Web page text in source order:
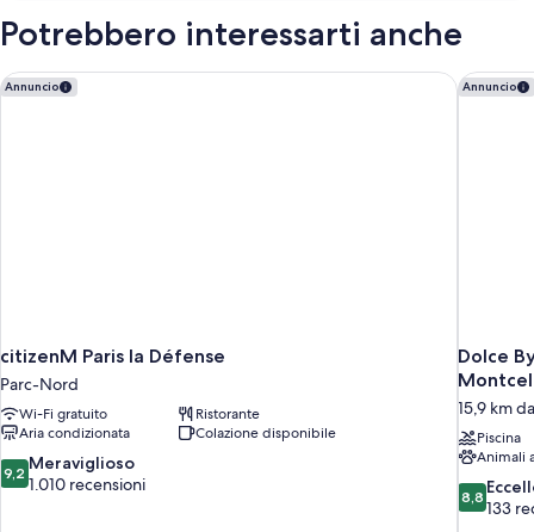
(Classic)
letti
(Classic)
Potrebbero interessarti anche
Annuncio
citizenM Paris la Défense
Parc-Nord
Wi-Fi gratuito
Ristorante
Aria condizionata
Colazione disponibile
9.2
su
9,2 Meraviglioso
1.010 recensioni
citizenM Paris la Défense Annuncio
Dolce
Montcel
15,9 km
Piscina
Animali
8.8
su
8,8
133
Dolce